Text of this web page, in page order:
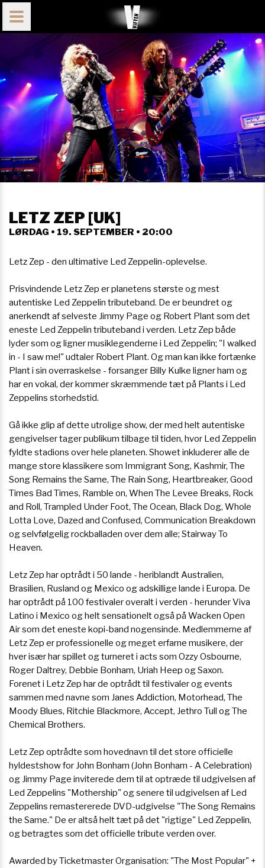
LETZ ZEP [UK]
LØRDAG • 19. SEPTEMBER • 20:00
Letz Zep - den ultimative Led Zeppelin-oplevelse.
Prisvindende Letz Zep er planetens største og mest
autentiske Led Zeppelin tributeband. De er beundret og
anerkendt af selveste Jimmy Page og Robert Plant som det
eneste Led Zeppelin tributeband i verden. Letz Zep både
lyder som og ligner musiklegenderne i Led Zeppelin; "I walked
in - I saw me!" udtaler Robert Plant. Og man kan ikke fortænke
Plant i sin overraskelse - forsanger Billy Kulke ligner ham og
har en vokal, der kommer skræmmende tæt på Plants i Led
Zeppelins storhedstid.
Gå ikke glip af dette utrolige show, der med helt autentiske
gengivelser tager publikum tilbage til tiden, hvor Led Zeppelin
fyldte stadions over hele planeten. Showet inkluderer alle de
mange store klassikere som Immigrant Song, Kashmir, The
Song Remains the Same, The Rain Song, Heartbreaker, Good
Times Bad Times, Ramble on, When The Levee Breaks, Rock
and Roll, Trampled Under Foot, The Ocean, Black Dog, Whole
Lotta Love, Dazed and Confused, Communication Breakdown
og selvfølgelig rockballaden over dem alle; Stairway To
Heaven.
Letz Zep har optrådt i 50 lande - heriblandt Australien,
Brasilien, Rusland og Mexico og adskillige lande i Europa. De
har optrådt på 100 festivaler overalt i verden - herunder Viva
Latino i Mexico og helt sensationelt også på Wacken Open
Air som det eneste kopi-band nogensinde. Medlemmerne af
Letz Zep er professionelle og meget erfarne musikere, der
hver især har spillet og turneret i acts som Ozzy Osbourne,
Roger Daltrey, Debbie Bonham, Uriah Heep og Saxon.
Forenet i Letz Zep har de optrådt til festivaler og events
sammen med navne som Janes Addiction, Motorhead, The
Moody Blues, Ritchie Blackmore, Accept, Jethro Tull og The
Chemical Brothers.
Letz Zep optrådte som hovednavn til det store officielle
hyldestshow for John Bonham (John Bonham - A Celebration)
og Jimmy Page inviterede dem til at optræde til udgivelsen af
Led Zeppelins "Mothership" og senere til udgivelsen af Led
Zeppelins remastererede DVD-udgivelse "The Song Remains
the Same." De er altså helt tæt på det "rigtige" Led Zeppelin,
og betragtes som det officielle tribute verden over.
Awarded by Ticketmaster Organisation: "The Most Popular" +